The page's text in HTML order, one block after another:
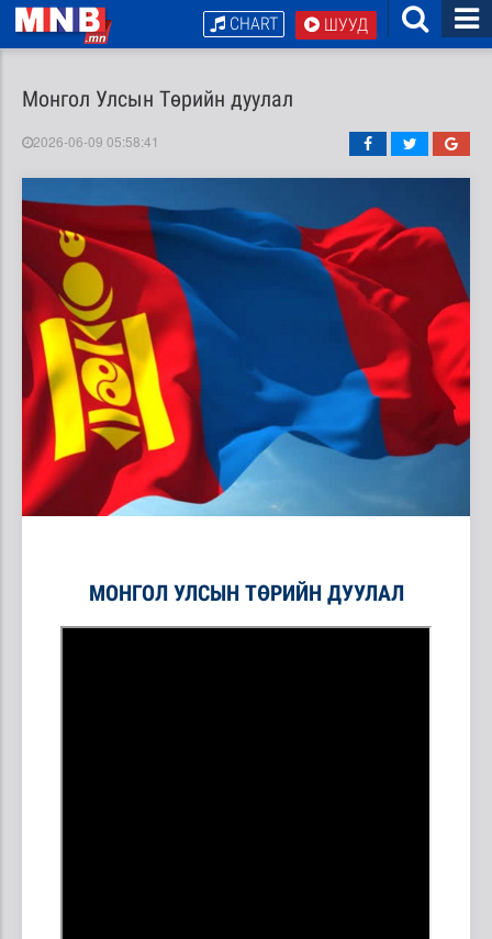
ШУУД
CHART
Монгол Улсын Төрийн дуулал
2026-06-09 05:58:41
МОНГОЛ УЛСЫН ТӨРИЙН ДУУЛАЛ